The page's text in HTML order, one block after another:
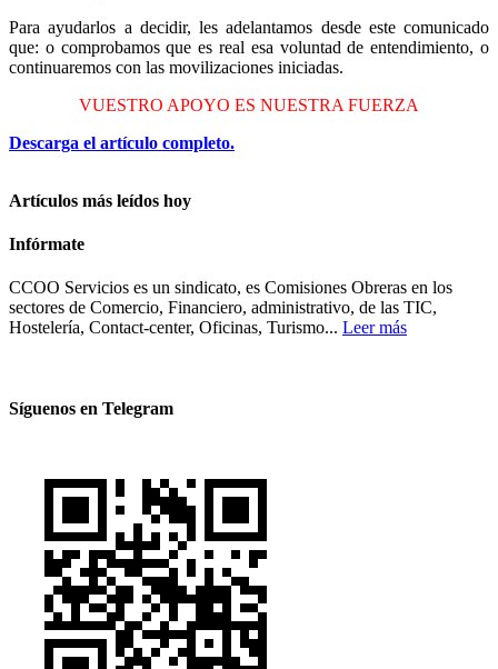
Para ayudarlos a decidir, les adelantamos desde este comunicado
que: o comprobamos que es real esa voluntad de entendimiento, o
continuaremos con las movilizaciones iniciadas.
VUESTRO APOYO ES NUESTRA FUERZA
Descarga el artículo completo.
Artículos más leídos hoy
Infórmate
CCOO Servicios es un sindicato, es Comisiones Obreras en los
sectores de Comercio, Financiero, administrativo, de las TIC,
Hostelería, Contact-center, Oficinas, Turismo... Leer más
Síguenos en Telegram